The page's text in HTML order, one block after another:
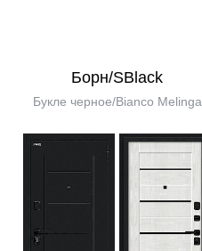
Борн/SBlack
Букле черное/Bianco Melinga